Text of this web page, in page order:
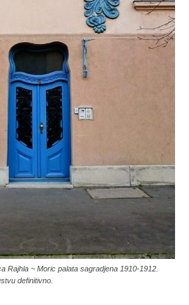
Rajhla ~ Moric palata sagradjena 1910-1912.
definitivno.